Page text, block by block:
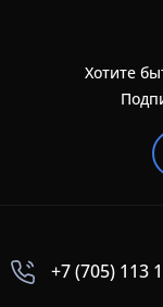
Хотите
+7 (705) 113